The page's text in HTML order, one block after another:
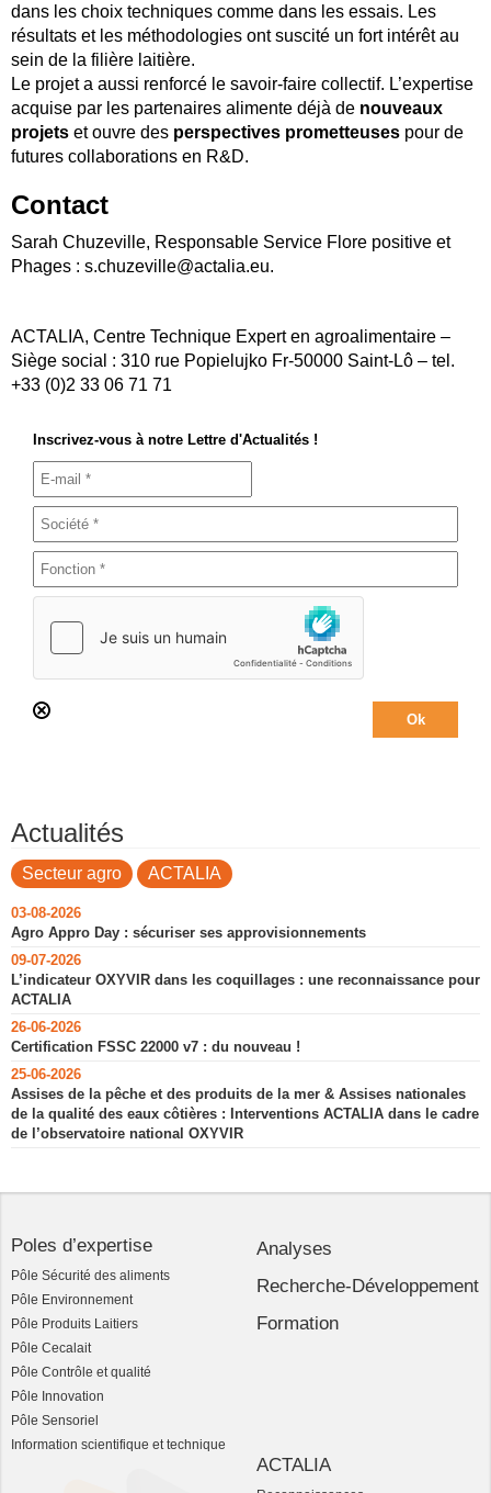
dans les choix techniques comme dans les essais. Les
résultats et les méthodologies ont suscité un fort intérêt au
sein de la filière laitière.
Le projet a aussi renforcé le savoir‑faire collectif. L’expertise
acquise par les partenaires alimente déjà de nouveaux
projets et ouvre des perspectives prometteuses pour de
futures collaborations en R&D.
Contact
Sarah Chuzeville, Responsable Service Flore positive et
Phages : s.chuzeville@actalia.eu.
ACTALIA, Centre Technique Expert en agroalimentaire –
Siège social : 310 rue Popielujko Fr-50000 Saint-Lô – tel.
+33 (0)2 33 06 71 71
Inscrivez-vous à notre Lettre d'Actualités !
Actualités
Secteur agro ACTALIA
03-08-2026
Agro Appro Day : sécuriser ses approvisionnements
09-07-2026
L’indicateur OXYVIR dans les coquillages : une reconnaissance pour
ACTALIA
26-06-2026
Certification FSSC 22000 v7 : du nouveau !
25-06-2026
Assises de la pêche et des produits de la mer & Assises nationales
de la qualité des eaux côtières : Interventions ACTALIA dans le cadre
de l’observatoire national OXYVIR
Poles d’expertise
Pôle Sécurité des aliments
Pôle Environnement
Pôle Produits Laitiers
Pôle Cecalait
Pôle Contrôle et qualité
Pôle Innovation
Pôle Sensoriel
Information scientifique et technique
Analyses
Recherche-Développement
Formation
ACTALIA